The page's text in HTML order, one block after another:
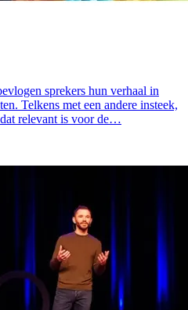
sprekers hun verhaal in
Telkens met een andere insteek,
relevant is voor de…